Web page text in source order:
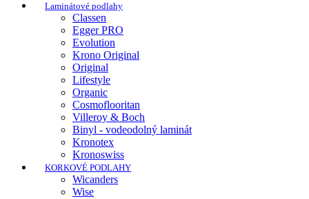
Laminátové podlahy
Classen
Egger PRO
Evolution
Krono Original
Original
Lifestyle
Organic
Cosmoflooritan
Villeroy & Boch
Binyl - vodeodolný laminát
Kronotex
Kronoswiss
KORKOVÉ PODLAHY
Wicanders
Wise